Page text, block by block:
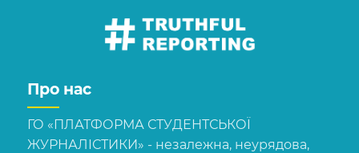
Про нас
ГО «ПЛАТФОРМА СТУДЕНТСЬКОЇ
ЖУРНАЛІСТИКИ» - незалежна, неурядова,